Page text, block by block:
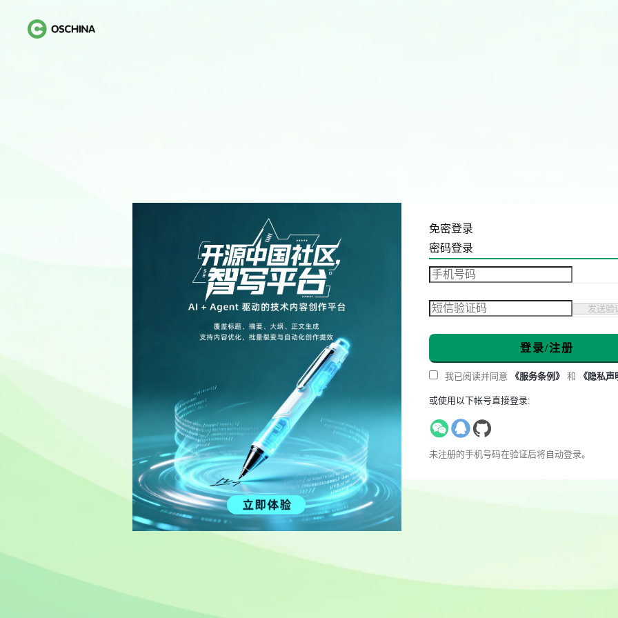
免密登录
密码登录
发送验
登录/注册
我已阅读并同意 《服务条例》 和 《隐私声
或使用以下帐号直接登录:
未注册的手机号码在验证后将自动登录。